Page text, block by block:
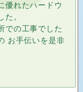
優れたハードウ
。
での工事でした
お手伝いを是非